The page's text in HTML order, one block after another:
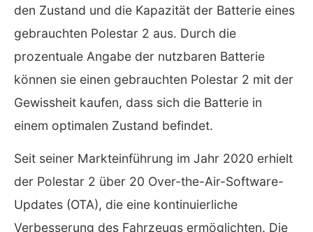
den Zustand und die Kapazität der Batterie eines
gebrauchten Polestar 2 aus. Durch die
prozentuale Angabe der nutzbaren Batterie
können sie einen gebrauchten Polestar 2 mit der
Gewissheit kaufen, dass sich die Batterie in
einem optimalen Zustand befindet.
Seit seiner Markteinführung im Jahr 2020 erhielt
der Polestar 2 über 20 Over-the-Air-Software-
Updates (OTA), die eine kontinuierliche
Verbesserung des Fahrzeugs ermöglichten. Die